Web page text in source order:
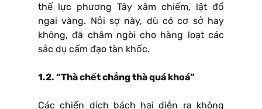
thế lực phương Tây xâm chiếm, lật đổ
ngai vàng. Nỗi sợ này, dù có cơ sở hay
không, đã châm ngòi cho hàng loạt các
sắc dụ cấm đạo tàn khốc.
1.2. “Thà chết chẳng thà quá khoá”
Các chiến dịch bách hại diễn ra không